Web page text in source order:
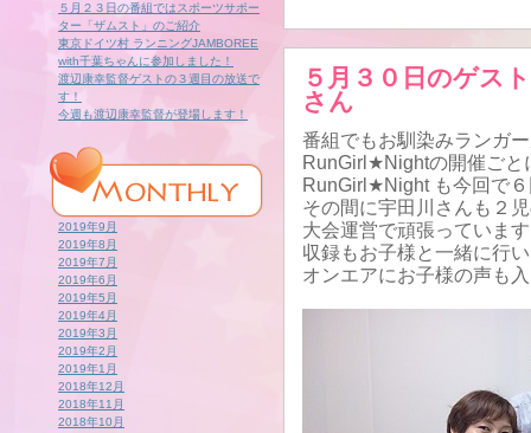
５月２３日の番組ではスポーツサポー
ター「ザムスト」のご紹介
東京ドイツ村 ランニングJAMBOREE
with千葉ちゃんに参加しました！
渡辺康幸監督ゲストの３週目の放送で
す！
今週も渡辺康幸監督が登場します！
2019年9月
2019年8月
2019年7月
2019年6月
2019年5月
2019年4月
2019年3月
2019年2月
2019年1月
2018年12月
2018年11月
2018年10月
５月３０日のゲス
さん
番組でもお馴染みランガ
RunGirl★Nightの開催ごと
RunGirl★Night も今回で
その間に宇田川さんも２
大会運営で頑張っていま
収録もお子様と一緒に行
オンエアにお子様の声も